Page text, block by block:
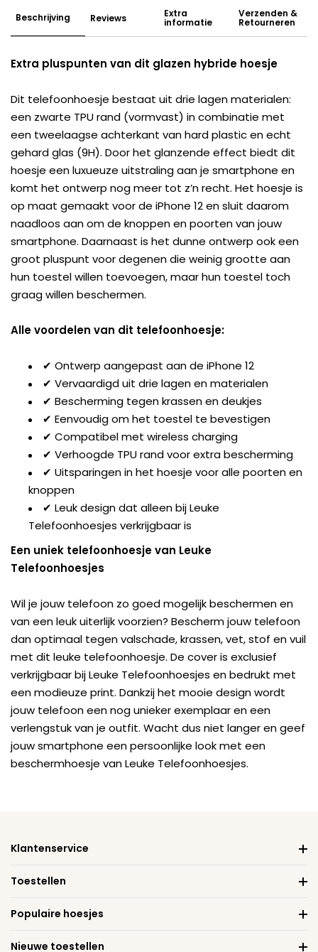
Beschrijving Reviews Extra
informatie
Verzenden &
Retourneren
Extra pluspunten van dit glazen hybride hoesje
Dit telefoonhoesje bestaat uit drie lagen materialen:
een zwarte TPU rand (vormvast) in combinatie met
een tweelaagse achterkant van hard plastic en echt
gehard glas (9H). Door het glanzende effect biedt dit
hoesje een luxueuze uitstraling aan je smartphone en
komt het ontwerp nog meer tot z’n recht. Het hoesje is
op maat gemaakt voor de iPhone 12 en sluit daarom
naadloos aan om de knoppen en poorten van jouw
smartphone. Daarnaast is het dunne ontwerp ook een
groot pluspunt voor degenen die weinig grootte aan
hun toestel willen toevoegen, maar hun toestel toch
graag willen beschermen.
Alle voordelen van dit telefoonhoesje:
✔ Ontwerp aangepast aan de iPhone 12
✔ Vervaardigd uit drie lagen en materialen
✔ Bescherming tegen krassen en deukjes
✔ Eenvoudig om het toestel te bevestigen
✔ Compatibel met wireless charging
✔ Verhoogde TPU rand voor extra bescherming
✔ Uitsparingen in het hoesje voor alle poorten en
knoppen
✔ Leuk design dat alleen bij Leuke
Telefoonhoesjes verkrijgbaar is
Een uniek telefoonhoesje van Leuke
Telefoonhoesjes
Wil je jouw telefoon zo goed mogelijk beschermen en
van een leuk uiterlijk voorzien? Bescherm jouw telefoon
dan optimaal tegen valschade, krassen, vet, stof en vuil
met dit leuke telefoonhoesje. De cover is exclusief
verkrijgbaar bij Leuke Telefoonhoesjes en bedrukt met
een modieuze print. Dankzij het mooie design wordt
jouw telefoon een nog unieker exemplaar en een
verlengstuk van je outfit. Wacht dus niet langer en geef
jouw smartphone een persoonlijke look met een
beschermhoesje van Leuke Telefoonhoesjes.
Klantenservice
Toestellen
Populaire hoesjes
Nieuwe toestellen